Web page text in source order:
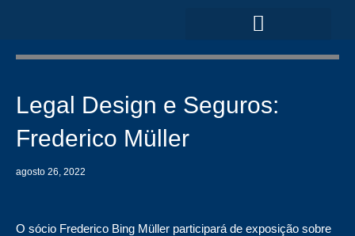
conteúdo
Legal Design e Seguros:
Frederico Müller
agosto 26, 2022
O sócio Frederico Bing Müller participará de exposição sobre